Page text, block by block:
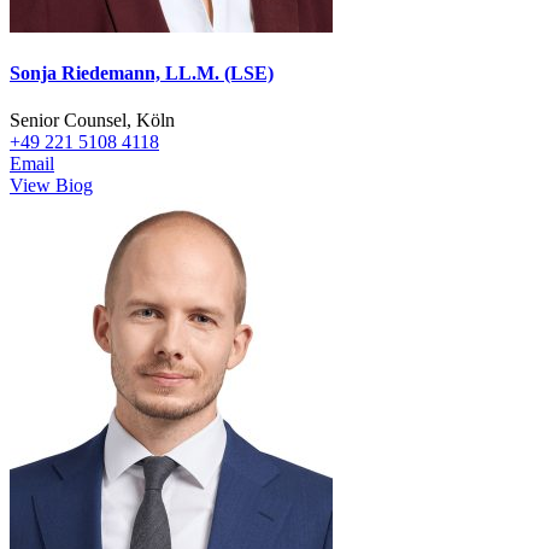
Sonja Riedemann, LL.M. (LSE)
Senior Counsel, Köln
+49 221 5108 4118
Email
View Biog